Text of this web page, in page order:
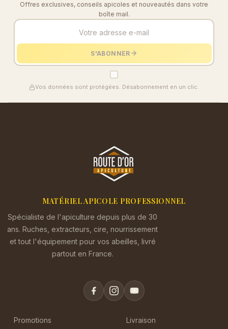
Offres exclusives, conseils apicoles et nouveautés dans votre
boîte mail.
S'ABONNER
Vos données sont protégées. Désabonnement en un clic.
MATÉRIEL APICOLE PROFESSIONNEL
Spécialiste de l'apiculture depuis plus de 30
ans. Ruches, extracteurs, cire, nourrissement
et tout l'équipement pour vos abeilles, livré
partout en France.
Promotions
Livraison